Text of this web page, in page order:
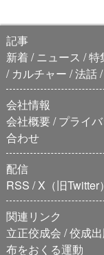
記事
新着
ニュース 特
カルチャー 法話
会社情報
会社概要 プライ
合わせ
配信
RSS X（旧Twitter）
関連リンク
立正佼成会 佼成
布をおくる運動